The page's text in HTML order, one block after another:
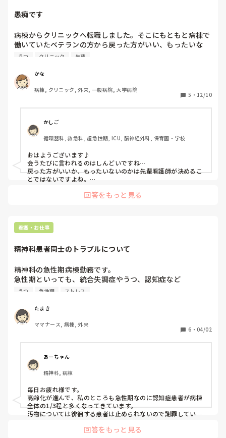
愚痴です
病棟からクリニックへ転職しました。そこにもともと病棟で
働いていたベテランの方から戻った方がいい、もったいな
い、と会うたびに言われます。私はうつ病になって自分に合
り着いたのにこんなのあんまりです。先輩看護師がわたしの
ことを考えてくださるのはありがたいのですが、仕事人間に
はなりたくありません。
うつ クリニック 先輩
かな
病棟, クリニック, 外来, 一般病院, 大学病院
5 ・ 12/10
かしご
循環器科, 救急科, 超急性期, ICU, 脳神経外科, 保育園・学校
おはようございます♪
会うたびに言われるのはしんどいですね…
戻った方がいいか、もったいないのかは先輩看護師が決めるこ
とではないですよね。
毎回言われると仕事にも気持ちが向かなくなるのでは、、と思
ご病気のことも、自分からは言いにくいと思います。先輩看護
師が気にかけてくれていることは、とてもありがたいのです
事にも影響が少ないかなと思います。
も、かなさんの気持ち、わかってもらえる職場だと思うので、
少し勇気を出して相談してみては？と思います！
回答をもっと見る
看護・お仕事
精神科患者同士のトラブルについて
精神科の急性期病棟勤務です。
急性期といっても、統合失調症やうつ、認知症など
老若男女が混合の病棟です。
徘徊患者さんの物取りや他室侵入、放尿などトラブルが多発
しています。
その度に看護師が謝罪し汚物の片付けや物探しをしている状
正直言って看護師の仕事量、仕事内容を超えているとすら思
っています。
みなさんの病院では同じような問題は起こりますか?
うつ 急性期 ストレス
たまき
ママナース, 病棟, 外来
6 ・ 04/02
あーちゃん
精神科, 病棟
毎日お疲れ様です。
高齢化が進んで、私のところも急性期なのに認知症患者が病棟
全体の1/3程と多くなってきています。
汚物については徘徊する患者は止められないので謝罪していま
あり得ることなので入院オリエンテーション時に説明し、自分
回答をもっと見る